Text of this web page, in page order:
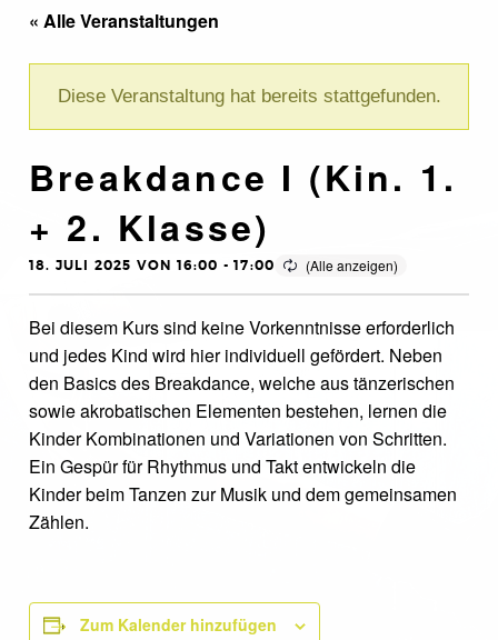
« Alle Veranstaltungen
Diese Veranstaltung hat bereits stattgefunden.
Breakdance I (Kin. 1.
+ 2. Klasse)
18. JULI 2025 VON 16:00 -17:00
Bei diesem Kurs sind keine Vorkenntnisse erforderlich
und jedes Kind wird hier individuell gefördert. Neben
den Basics des Breakdance, welche aus tänzerischen
sowie akrobatischen Elementen bestehen, lernen die
Kinder Kombinationen und Variationen von Schritten.
Ein Gespür für Rhythmus und Takt entwickeln die
Kinder beim Tanzen zur Musik und dem gemeinsamen
Zählen.
Zum Kalender hinzufügen